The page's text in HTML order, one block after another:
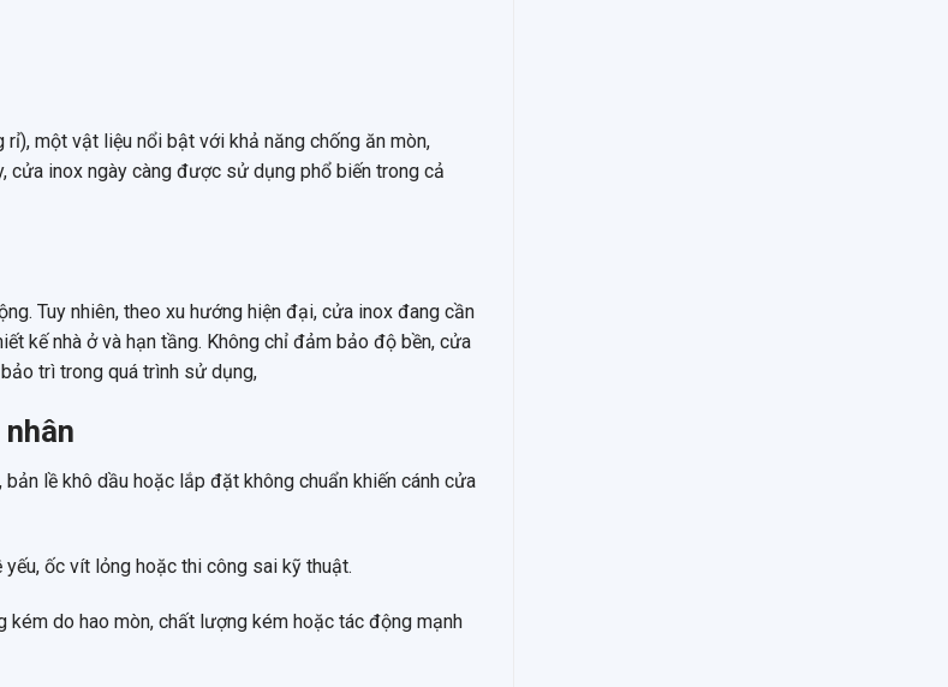
một vật liệu nổi bật với khả năng chống ăn mòn,
cửa inox ngày càng được sử dụng phổ biến trong cả
Tuy nhiên, theo xu hướng hiện đại, cửa inox đang cần
kế nhà ở và hạn tầng. Không chỉ đảm bảo độ bền, cửa
trì trong quá trình sử dụng,
lề khô dầu hoặc lắp đặt không chuẩn khiến cánh cửa
ốc vít lỏng hoặc thi công sai kỹ thuật.
kém do hao mòn, chất lượng kém hoặc tác động mạnh